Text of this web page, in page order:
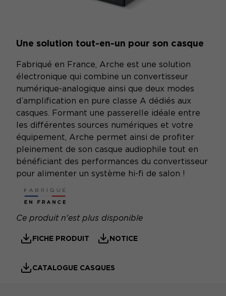
Une solution tout-en-un pour son casque
Fabriqué en France, Arche est une solution
électronique qui combine un convertisseur
numérique-analogique ainsi que deux modes
d’amplification en pure classe A dédiés aux
casques. Formant une passerelle idéale entre
les différentes sources numériques et votre
équipement, Arche permet ainsi de profiter
pleinement de son casque audiophile tout en
bénéficiant des performances du convertisseur
pour alimenter un système hi-fi de salon !
Ce produit n'est plus disponible
FICHE PRODUIT NOTICE
CATALOGUE CASQUES